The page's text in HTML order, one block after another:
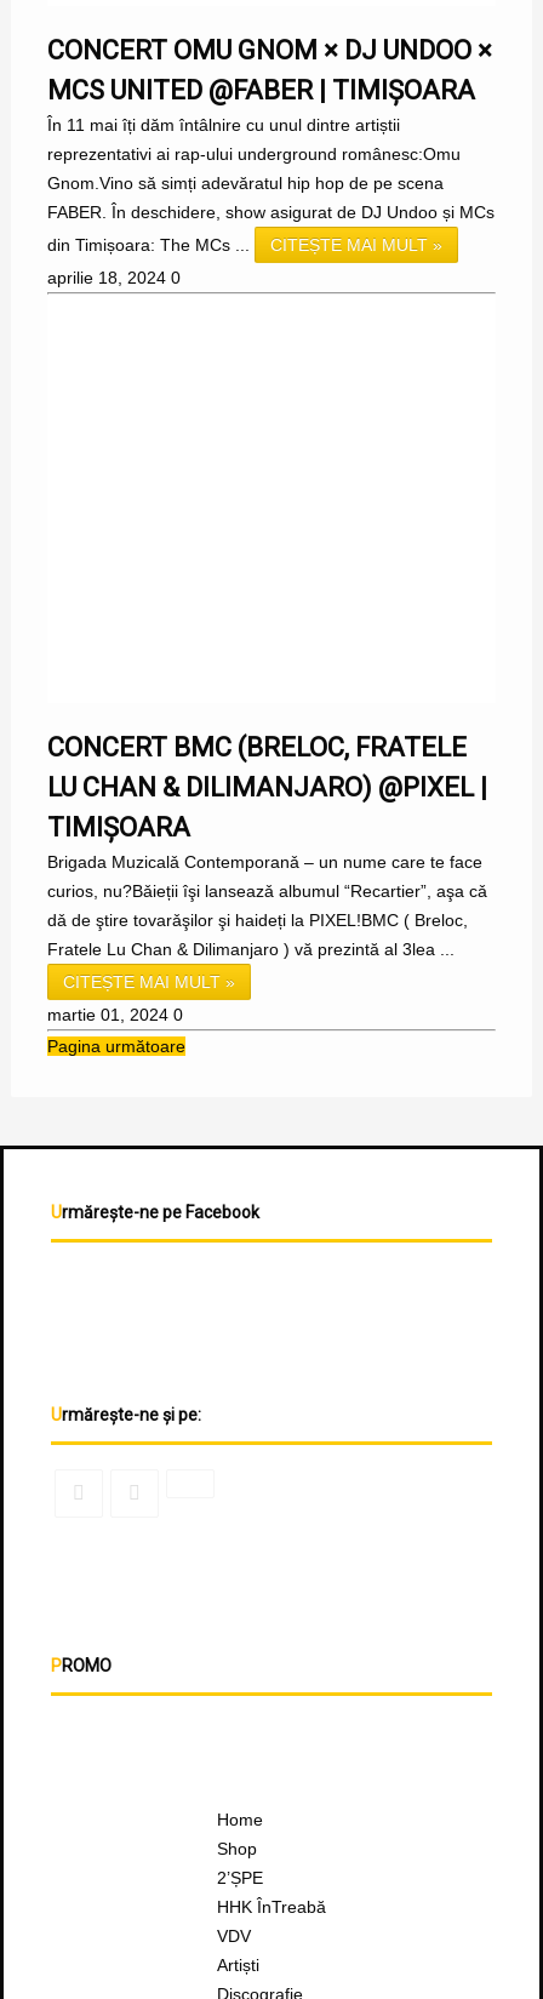
CONCERT OMU GNOM × DJ UNDOO ×
MCS UNITED @FABER | TIMIȘOARA
În 11 mai îți dăm întâlnire cu unul dintre artiștii
reprezentativi ai rap-ului underground românesc:Omu
Gnom.Vino să simți adevăratul hip hop de pe scena
FABER. În deschidere, show asigurat de DJ Undoo și MCs
din Timișoara: The MCs ...
CITEȘTE MAI MULT »
aprilie 18, 2024 0
CONCERT BMC (BRELOC, FRATELE
LU CHAN & DILIMANJARO) @PIXEL |
TIMIȘOARA
Brigada Muzicalǎ Contemporanǎ – un nume care te face
curios, nu?Bǎieții îşi lanseazǎ albumul “Recartier”, aşa cǎ
dǎ de ştire tovarǎşilor şi haideți la PIXEL!BMC ( Breloc,
Fratele Lu Chan & Dilimanjaro ) vă prezintă al 3lea ...
CITEȘTE MAI MULT »
martie 01, 2024 0
Pagina următoare
Urmărește-ne pe Facebook
Urmărește-ne și pe:
PROMO
Home
Shop
2’ȘPE
HHK ÎnTreabă
VDV
Artiști
Discografie